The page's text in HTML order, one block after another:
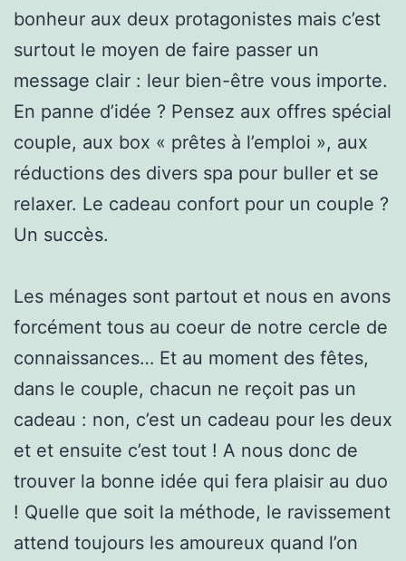
bonheur aux deux protagonistes mais c’est
surtout le moyen de faire passer un
message clair : leur bien-être vous importe.
En panne d’idée ? Pensez aux offres spécial
couple, aux box « prêtes à l’emploi », aux
réductions des divers spa pour buller et se
relaxer. Le cadeau confort pour un couple ?
Un succès.
Les ménages sont partout et nous en avons
forcément tous au coeur de notre cercle de
connaissances… Et au moment des fêtes,
dans le couple, chacun ne reçoit pas un
cadeau : non, c’est un cadeau pour les deux
et et ensuite c’est tout ! A nous donc de
trouver la bonne idée qui fera plaisir au duo
! Quelle que soit la méthode, le ravissement
attend toujours les amoureux quand l’on